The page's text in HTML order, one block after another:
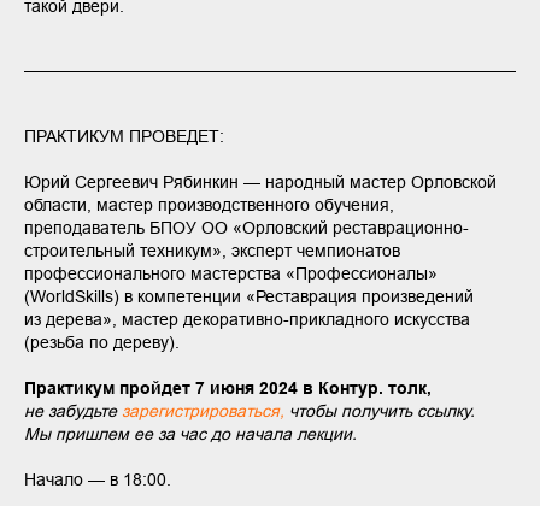
такой двери.
ПРАКТИКУМ ПРОВЕДЕТ:
Юрий Сергеевич Рябинкин — народный мастер Орловской
области, мастер производственного обучения,
преподаватель БПОУ ОО «Орловский реставрационно-
строительный техникум», эксперт чемпионатов
профессионального мастерства «Профессионалы»
(WorldSkills) в компетенции «Реставрация произведений
из дерева», мастер декоративно-прикладного искусства
(резьба по дереву).
Практикум пройдет 7 июня 2024 в Контур. толк,
не забудьте зарегистрироваться, чтобы получить ссылку.
Мы пришлем ее за час до начала лекции.
Начало — в 18:00.